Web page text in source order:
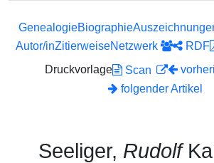
GenealogieBiographie
Autor/inZitierweiseNetzwerk RDF
Druckvorlage
Scan
folgender Artikel
Seeliger, Rudolf